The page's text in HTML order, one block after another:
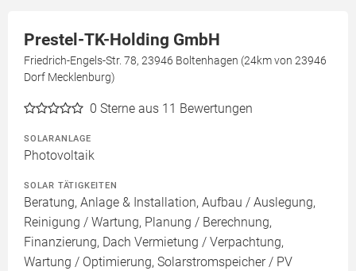
Prestel-TK-Holding GmbH
Friedrich-Engels-Str. 78, 23946 Boltenhagen (24km von 23946
Dorf Mecklenburg)
0 Sterne aus 11 Bewertungen
SOLARANLAGE
Photovoltaik
SOLAR TÄTIGKEITEN
Beratung, Anlage & Installation, Aufbau / Auslegung,
Reinigung / Wartung, Planung / Berechnung,
Finanzierung, Dach Vermietung / Verpachtung,
Wartung / Optimierung, Solarstromspeicher / PV